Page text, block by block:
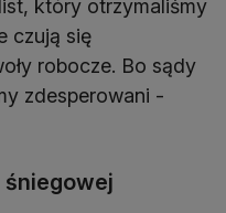
który otrzymaliśmy
czują się
robocze. Bo sądy
zdesperowani -